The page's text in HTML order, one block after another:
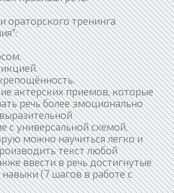
ораторского тренинга
актерских приемов, которые
речь более эмоционально
с универсальной схемой,
можно научиться легко и
текст любой
ввести в речь достигнутые
(7 шагов в работе с